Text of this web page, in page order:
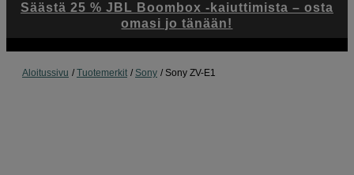
Aloitussivu Tuotemerkit Sony Sony ZV-E1
Säästä 25 % JBL Boombox -kaiuttimista – osta
omasi jo tänään!